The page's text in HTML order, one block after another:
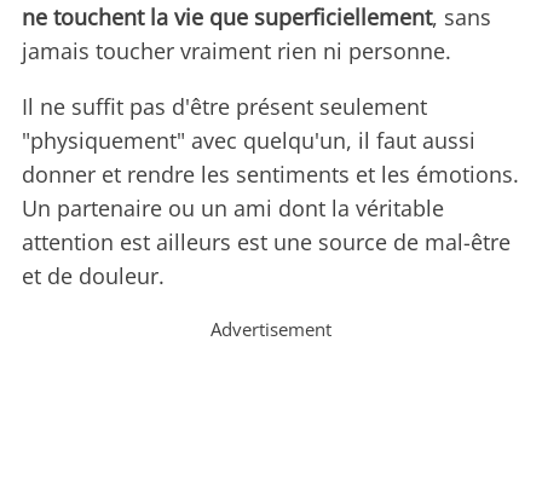
ne touchent la vie que superficiellement, sans
jamais toucher vraiment rien ni personne.
Il ne suffit pas d'être présent seulement
"physiquement" avec quelqu'un, il faut aussi
donner et rendre les sentiments et les émotions.
Un partenaire ou un ami dont la véritable
attention est ailleurs est une source de mal-être
et de douleur.
Advertisement